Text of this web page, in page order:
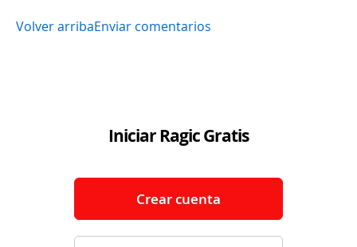
Volver arribaEnviar comentarios
Iniciar Ragic Gratis
Crear cuenta